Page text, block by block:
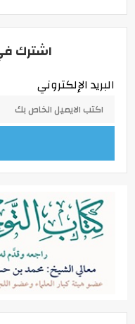
اشترك
البريد الإلكتروني